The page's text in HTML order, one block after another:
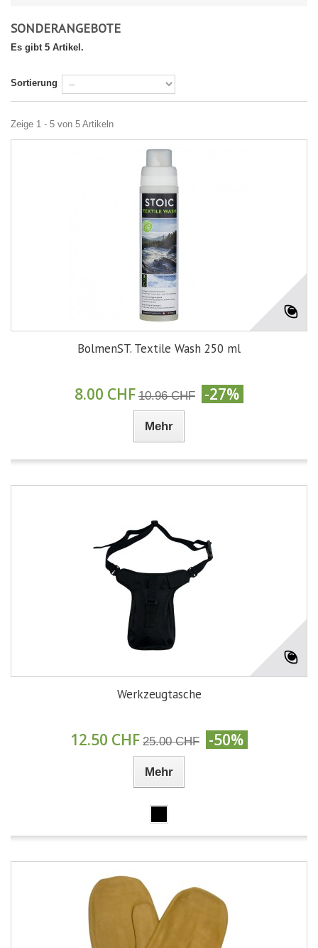
SONDERANGEBOTE
Es gibt 5 Artikel.
Sortierung
Zeige 1 - 5 von 5 Artikeln
BolmenST. Textile Wash 250 ml
8.00 CHF 10.96 CHF -27%
Mehr
Werkzeugtasche
12.50 CHF 25.00 CHF -50%
Mehr